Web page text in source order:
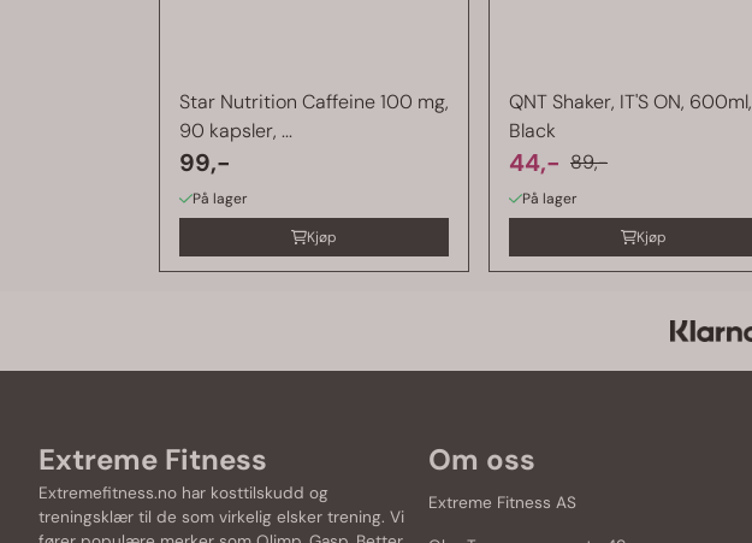
Star Nutrition Caffeine 100 mg,
90 kapsler, ...
99,-
På lager
Kjøp
QNT Shaker, IT'S ON, 600ml,
Black
44,- 89,-
På lager
Kjøp
Extreme Fitness
Extremefitness.no har kosttilskudd og
treningsklær til de som virkelig elsker trening. Vi
Om oss
Extreme Fitness AS